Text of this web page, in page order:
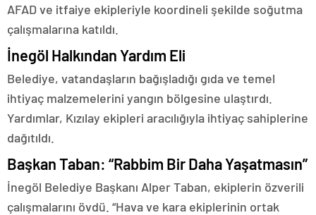
AFAD ve itfaiye ekipleriyle koordineli şekilde soğutma
çalışmalarına katıldı.
İnegöl Halkından Yardım Eli
Belediye, vatandaşların bağışladığı gıda ve temel
ihtiyaç malzemelerini yangın bölgesine ulaştırdı.
Yardımlar, Kızılay ekipleri aracılığıyla ihtiyaç sahiplerine
dağıtıldı.
Başkan Taban: “Rabbim Bir Daha Yaşatmasın”
İnegöl Belediye Başkanı Alper Taban, ekiplerin özverili
çalışmalarını övdü. “Hava ve kara ekiplerinin ortak